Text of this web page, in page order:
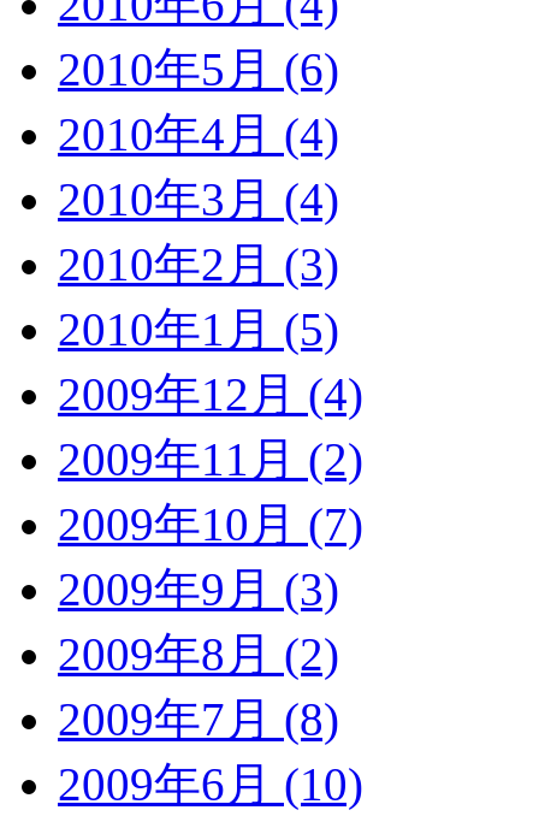
2010年5月 (6)
2010年4月 (4)
2010年3月 (4)
2010年2月 (3)
2010年1月 (5)
2009年12月 (4)
2009年11月 (2)
2009年10月 (7)
2009年9月 (3)
2009年8月 (2)
2009年7月 (8)
2009年6月 (10)